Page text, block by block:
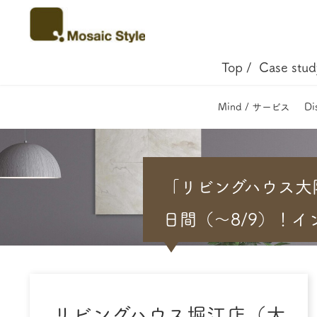
Top / Case
Mind / サービス
「リビングハウス
日間（〜8/9）！イ